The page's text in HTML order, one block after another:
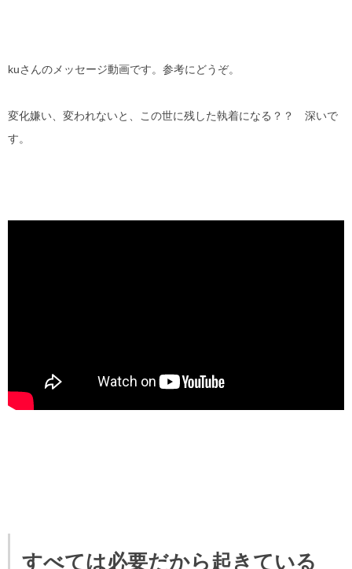
kuさんのメッセージ動画です。参考にどうぞ。
変化嫌い、変われないと、この世に残した執着になる？？ 深いで
す。
すべては必要だから起きている